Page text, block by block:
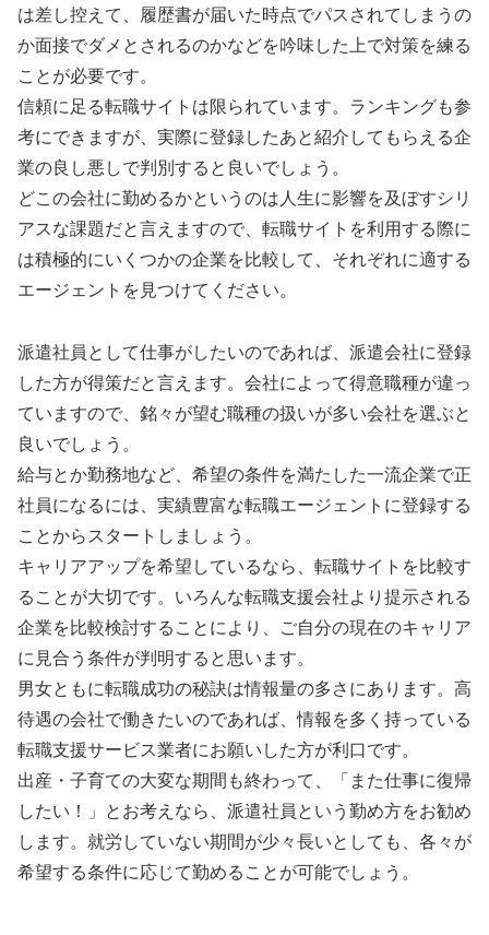
は差し控えて、履歴書が届いた時点でパスされてしまうの
か面接でダメとされるのかなどを吟味した上で対策を練る
ことが必要です。
信頼に足る転職サイトは限られています。ランキングも参
考にできますが、実際に登録したあと紹介してもらえる企
業の良し悪しで判別すると良いでしょう。
どこの会社に勤めるかというのは人生に影響を及ぼすシリ
アスな課題だと言えますので、転職サイトを利用する際に
は積極的にいくつかの企業を比較して、それぞれに適する
エージェントを見つけてください。
派遣社員として仕事がしたいのであれば、派遣会社に登録
した方が得策だと言えます。会社によって得意職種が違っ
ていますので、銘々が望む職種の扱いが多い会社を選ぶと
良いでしょう。
給与とか勤務地など、希望の条件を満たした一流企業で正
社員になるには、実績豊富な転職エージェントに登録する
ことからスタートしましょう。
キャリアアップを希望しているなら、転職サイトを比較す
ることが大切です。いろんな転職支援会社より提示される
企業を比較検討することにより、ご自分の現在のキャリア
に見合う条件が判明すると思います。
男女ともに転職成功の秘訣は情報量の多さにあります。高
待遇の会社で働きたいのであれば、情報を多く持っている
転職支援サービス業者にお願いした方が利口です。
出産・子育ての大変な期間も終わって、「また仕事に復帰
したい！」とお考えなら、派遣社員という勤め方をお勧め
します。就労していない期間が少々長いとしても、各々が
希望する条件に応じて勤めることが可能でしょう。